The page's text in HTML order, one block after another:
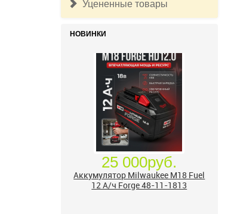
Уцененные товары
НОВИНКИ
17 500руб.
Бесщёточный шуруповерт